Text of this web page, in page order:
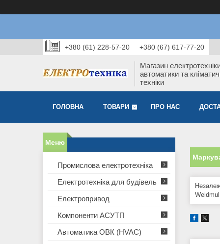
+380 (61) 228-57-20 +380 (67) 617-77-20
Магазин
автоматики та
техніки
ГОЛОВНА ТОВАРИ ПРО НАС
Промислова електротехніка
Електротехніка для будівель
Електропривод
Компоненти АСУТП
Автоматика ОВК (HVAC)